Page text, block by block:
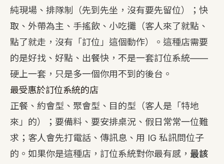
純現場、排隊制（先到先坐，沒有要先留位）；快
取、外帶為主、手搖飲、小吃攤（客人來了就點、
點了就走，沒有「訂位」這個動作）。這種店需要
的是好找、好點、出餐快，不是一套訂位系統——
硬上一套，只是多一個你用不到的後台。
最受惠於訂位系統的店
正餐、約會型、聚會型、目的型（客人是「特地
來」的）；要備料、要安排桌況、假日常常一位難
求；客人會先打電話、傳訊息、用 IG 私訊問位子
的。如果你是這種店，訂位系統對你最有感， 最該